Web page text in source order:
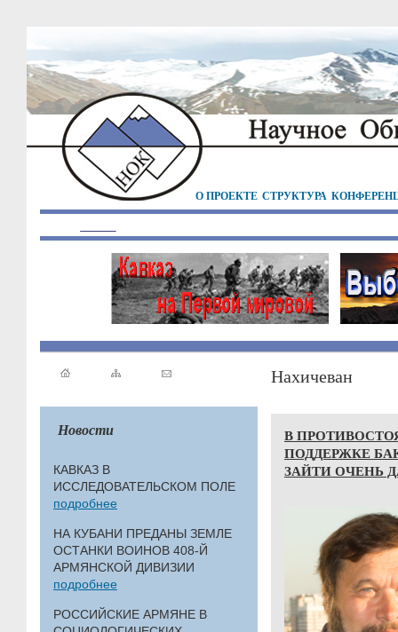
О ПРОЕКТЕ СТРУКТУРА
Новости
КАВКАЗ В
ИССЛЕДОВАТЕЛЬСКОМ ПОЛЕ
подробнее
НА КУБАНИ ПРЕДАНЫ ЗЕМЛЕ
ОСТАНКИ ВОИНОВ 408-Й
АРМЯНСКОЙ ДИВИЗИИ
подробнее
РОССИЙСКИЕ АРМЯНЕ В
Нахичеван
В
ПОДДЕРЖКЕ
ЗАЙТИ ОЧЕНЬ